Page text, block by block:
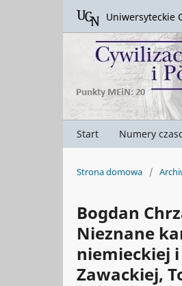
Start Numery
Uniwersyteckie
Strona domowa /
Bogdan
Nieznane
niemieckiej
Zawackiej,